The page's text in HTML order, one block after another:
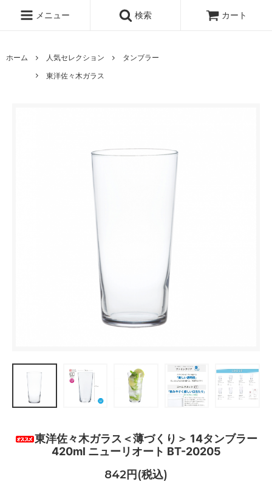
メニュー 検索 カート
ホーム 人気セレクション
タンブラー
東洋佐々木ガラス
東洋佐々木ガラス＜薄づくり＞ 14タンブラー
420ml ニューリオート BT-20205
842円(税込)